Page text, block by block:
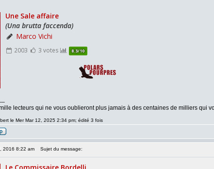
lecteurs qui ne vous oublieront plus jamais à des centaines de milliers qui
le Mer Mar 12, 2025 2:34 pm; édité 3 fois
2016 8:22 am Sujet du message: